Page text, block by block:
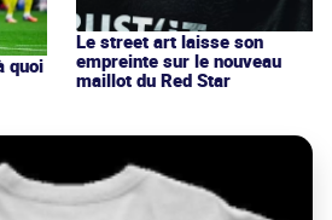
quoi
Le street art laisse son
empreinte sur le nouveau
maillot du Red Star